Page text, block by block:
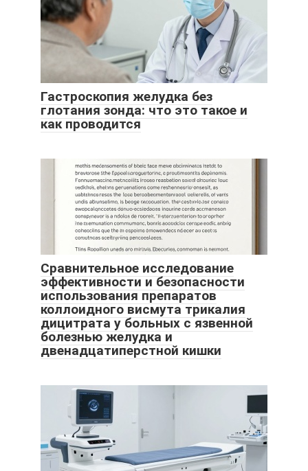
Гастроскопия желудка без
глотания зонда: что это такое и
как проводится
Сравнительное исследование
эффективности и безопасности
использования препаратов
коллоидного висмута трикалия
дицитрата у больных с язвенной
болезнью желудка и
двенадцатиперстной кишки